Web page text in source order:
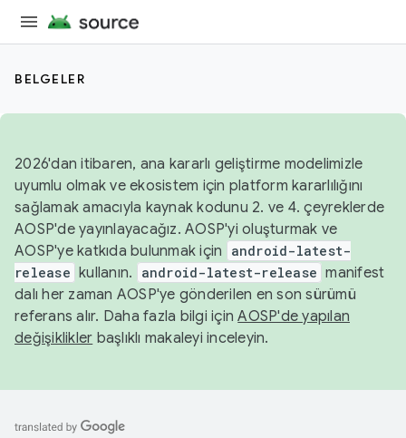
BELGELER
2026'dan itibaren, ana kararlı geliştirme modelimizle
uyumlu olmak ve ekosistem için platform kararlılığını
sağlamak amacıyla kaynak kodunu 2. ve 4. çeyreklerde
AOSP'de yayınlayacağız. AOSP'yi oluşturmak ve
AOSP'ye katkıda bulunmak için
android-latest-
release kullanın. android-latest-release manifest
dalı her zaman AOSP'ye gönderilen en son sürümü
referans alır. Daha fazla bilgi içinAOSP'de yapılan
değişiklikler başlıklı makaleyi inceleyin.